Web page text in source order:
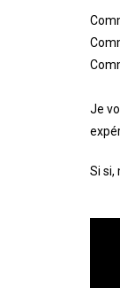
Je
Si si,